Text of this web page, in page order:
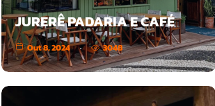
JURERÊ PADARIA E CAFÉ
Out 8, 2024 3048